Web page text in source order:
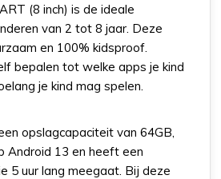
(8 inch) is de ideale
van 2 tot 8 jaar. Deze
en 100% kidsproof.
bepalen tot welke apps je kind
je kind mag spelen.
opslagcapaciteit van 64GB,
Android 13 en heeft een
5 uur lang meegaat. Bij deze